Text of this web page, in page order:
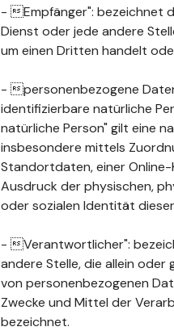
- Empfänger": bezeichnet
Dienst oder jede andere
um einen Dritten handelt
- personenbezogene
identifizierbare natürliche
natürliche Person" gilt eine
insbesondere mittels
Standortdaten, einer Online-
Ausdruck der physischen,
oder sozialen Identität
- Verantwortlicher":
andere Stelle, die allein
von personenbezogenen
Zwecke und Mittel der
bezeichnet.